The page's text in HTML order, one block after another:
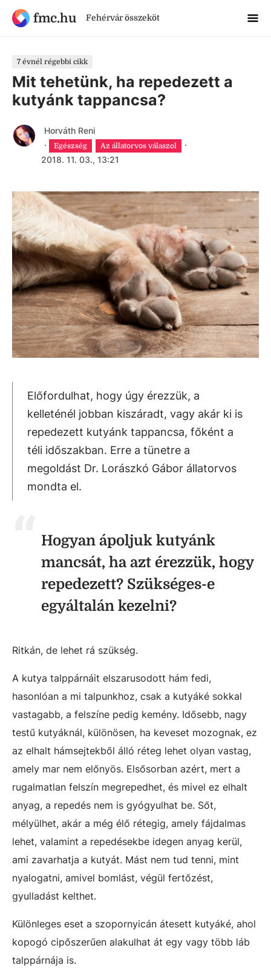
fmc.hu Fehérvár összeköt
7 évnél régebbi cikk
Mit tehetünk, ha repedezett a
kutyánk tappancsa?
Horváth Reni
·
Egészség Az állatorvos válaszol
·
2018. 11. 03., 13:21
Előfordulhat, hogy úgy érezzük, a
kelleténél jobban kiszáradt, vagy akár ki is
repedezett kutyánk tappancsa, főként a
téli időszakban. Erre a tünetre a
megoldást Dr. Lorászkó Gábor állatorvos
mondta el.
Hogyan ápoljuk kutyánk
mancsát, ha azt érezzük, hogy
repedezett? Szükséges-e
egyáltalán kezelni?
Ritkán, de lehet rá szükség.
A kutya talppárnáit elszarusodott hám fedi,
hasonlóan a mi talpunkhoz, csak a kutyáké sokkal
vastagabb, a felszíne pedig kemény. Idősebb, nagy
testű kutyáknál, különösen, ha keveset mozognak, ez
az elhalt hámsejtekből álló réteg lehet olyan vastag,
amely mar nem előnyös. Elsősorban azért, mert a
rugalmatlan felszín megrepedhet, és mivel ez elhalt
anyag, a repedés nem is gyógyulhat be. Sőt,
mélyülhet, akár a még élő rétegig, amely fájdalmas
lehet, valamint a repedésekbe idegen anyag kerül,
ami zavarhatja a kutyát. Mást nem tud tenni, mint
nyalogatni, amivel bomlást, végül fertőzést,
gyulladást kelthet.
Különleges eset a szopornyicán átesett kutyáké, ahol
kopogó cipőszerűen alakulhat át egy vagy több láb
talppárnája is.